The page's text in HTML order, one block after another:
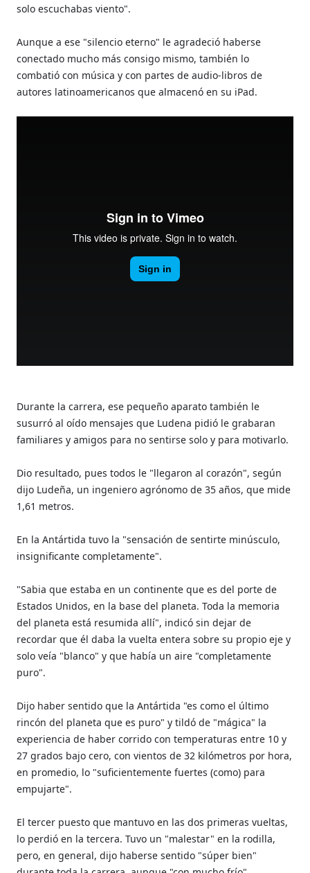
solo escuchabas viento".
Aunque a ese "silencio eterno" le agradeció haberse
conectado mucho más consigo mismo, también lo
combatió con música y con partes de audio-libros de
autores latinoamericanos que almacenó en su iPad.
Durante la carrera, ese pequeño aparato también le
susurró al oído mensajes que Ludena pidió le grabaran
familiares y amigos para no sentirse solo y para motivarlo.
Dio resultado, pues todos le "llegaron al corazón", según
dijo Ludeña, un ingeniero agrónomo de 35 años, que mide
1,61 metros.
En la Antártida tuvo la "sensación de sentirte minúsculo,
insignificante completamente".
"Sabia que estaba en un continente que es del porte de
Estados Unidos, en la base del planeta. Toda la memoria
del planeta está resumida allí", indicó sin dejar de
recordar que él daba la vuelta entera sobre su propio eje y
solo veía "blanco" y que había un aire "completamente
puro".
Dijo haber sentido que la Antártida "es como el último
rincón del planeta que es puro" y tildó de "mágica" la
experiencia de haber corrido con temperaturas entre 10 y
27 grados bajo cero, con vientos de 32 kilómetros por hora,
en promedio, lo "suficientemente fuertes (como) para
empujarte".
El tercer puesto que mantuvo en las dos primeras vueltas,
lo perdió en la tercera. Tuvo un "malestar" en la rodilla,
pero, en general, dijo haberse sentido "súper bien"